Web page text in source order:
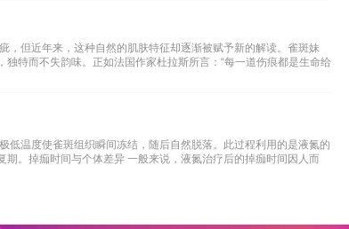
，但近年来，这种自然的肌肤特征却逐渐被赋予新的解读。雀斑妹
特而不失韵味。正如法国作家杜拉斯所言：“每一道伤痕都是生命给
低温度使雀斑组织瞬间冻结，随后自然脱落。此过程利用的是液氮的
。掉痂时间与个体差异 一般来说，液氮治疗后的掉痂时间因人而